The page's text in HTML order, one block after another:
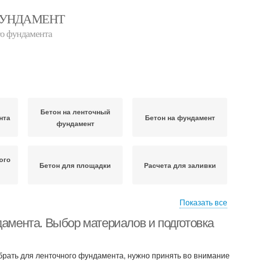
фундамента
Бетон на ленточный
фундамент
Бетон на фундамент
Бетон для площадки Расчета для заливки
заливка
Показать все
Выбор материалов и подготовка
для ленточного фундамента, нужно принять во внимание